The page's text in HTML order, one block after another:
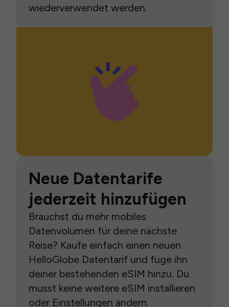
wiederverwendet werden.
Neue Datentarife
jederzeit hinzufügen
Brauchst du mehr mobiles
Datenvolumen für deine nächste
Reise? Kaufe einfach einen neuen
HelloGlobe Datentarif und füge ihn
deiner bestehenden eSIM hinzu. Du
musst keine weitere eSIM installieren
oder Einstellungen ändern.